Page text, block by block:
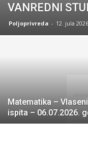
VANREDNI
Poljoprivreda - 12. jula 2026.
Matematika –
ispita – 06.07.2026.